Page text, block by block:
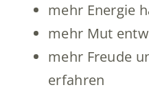
mehr Energie
mehr Mut
mehr Freude
erfahren